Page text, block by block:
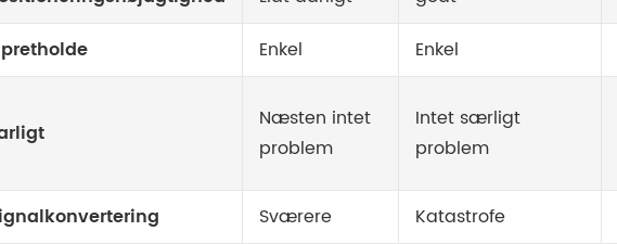
Enkel Enkel
Næsten intet
problem
Intet særligt
problem
Sværere Katastrofe